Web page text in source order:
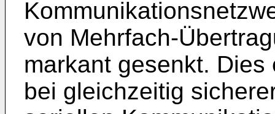
von Mehrfach-
markant gesenkt.
bei gleichzeitig